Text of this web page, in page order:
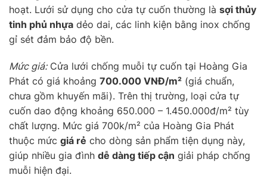
hoạt. Lưới sử dụng cho cửa tự cuốn thường là sợi thủy
tinh phủ nhựa dẻo dai, các linh kiện bằng inox chống
gỉ sét đảm bảo độ bền.
Mức giá:Cửa lưới chống muỗi tự cuốn tại Hoàng Gia
Phát có giá khoảng 700.000 VNĐ/m² (giá chuẩn,
chưa gồm khuyến mãi). Trên thị trường, loại cửa tự
cuốn dao động khoảng 650.000 – 1.450.000đ/m² tùy
chất lượng. Mức giá 700k/m² của Hoàng Gia Phát
thuộc mức giá rẻ cho dòng sản phẩm tiện dụng này,
giúp nhiều gia đình dễ dàng tiếp cận giải pháp chống
muỗi hiện đại.